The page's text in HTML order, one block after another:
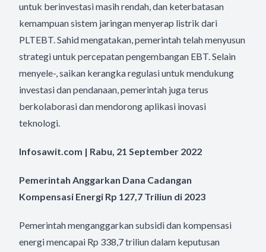
untuk berinvestasi masih rendah, dan keterbatasan
kemampuan sistem jaringan menyerap listrik dari
PLTEBT. Sahid mengatakan, pemerintah telah menyusun
strategi untuk percepatan pengembangan EBT. Selain
menyele-, saikan kerangka regulasi untuk mendukung
investasi dan pendanaan, pemerintah juga terus
berkolaborasi dan mendorong aplikasi inovasi
teknologi.
Infosawit.com | Rabu, 21 September 2022
Pemerintah Anggarkan Dana Cadangan
Kompensasi Energi Rp 127,7 Triliun di 2023
Pemerintah menganggarkan subsidi dan kompensasi
energi mencapai Rp 338,7 triliun dalam keputusan